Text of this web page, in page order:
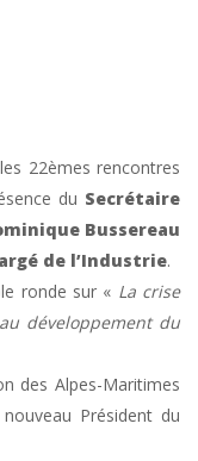
22èmes rencontres
du Secrétaire
Bussereau
de l’Industrie.
ronde sur « La crise
développement du
des Alpes-Maritimes
Président du